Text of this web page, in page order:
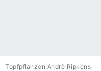
Topfpflanzen Andrè Ripkens